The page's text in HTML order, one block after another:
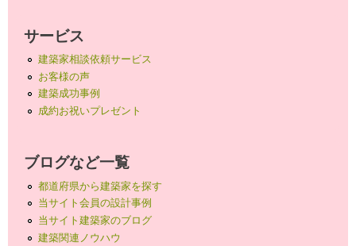
サービス
建築家相談依頼サービス
お客様の声
建築成功事例
成約お祝いプレゼント
ブログなど一覧
都道府県から建築家を探す
当サイト会員の設計事例
当サイト建築家のブログ
建築関連ノウハウ